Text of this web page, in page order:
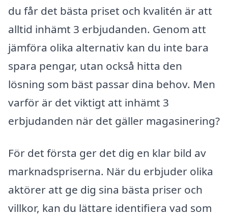
du får det bästa priset och kvalitén är att
alltid inhämt 3 erbjudanden. Genom att
jämföra olika alternativ kan du inte bara
spara pengar, utan också hitta den
lösning som bäst passar dina behov. Men
varför är det viktigt att inhämt 3
erbjudanden när det gäller magasinering?
För det första ger det dig en klar bild av
marknadspriserna. När du erbjuder olika
aktörer att ge dig sina bästa priser och
villkor, kan du lättare identifiera vad som